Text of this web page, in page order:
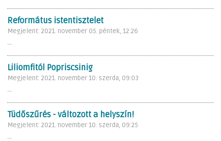
Református istentisztelet
Megjelent: 2021. november 05. péntek, 12:26
...
Liliomfitól Popriscsinig
Megjelent: 2021. november 10. szerda, 09:03
...
Tüdőszűrés - változott a helyszín!
Megjelent: 2021. november 10. szerda, 09:25
...